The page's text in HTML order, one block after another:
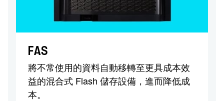
FAS
將不常使用的資料自動移轉至更具成本效
益的混合式 Flash 儲存設備，進而降低成
本。